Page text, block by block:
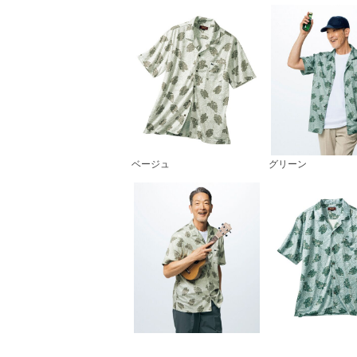
ベージュ グリーン